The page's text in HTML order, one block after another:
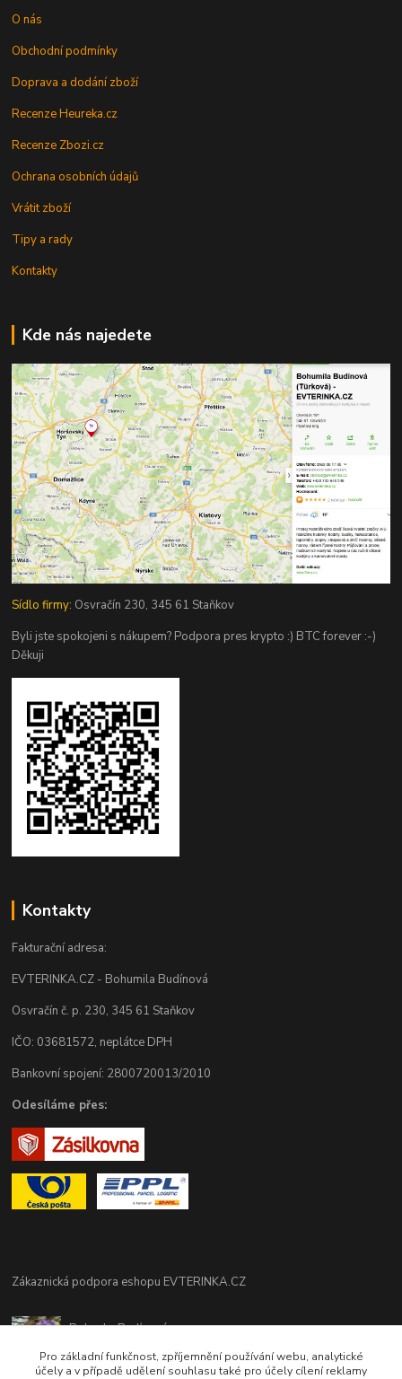
O nás
Obchodní podmínky
Doprava a dodání zboží
Recenze Heureka.cz
Recenze Zbozi.cz
Ochrana osobních údajů
Vrátit zboží
Tipy a rady
Kontakty
Kde nás najedete
Sídlo firmy: Osvračín 230, 345 61 Staňkov
Byli jste spokojeni s nákupem? Podpora pres krypto :) BTC forever :-)
Děkuji
Kontakty
Fakturační adresa:
EVTERINKA.CZ - Bohumila Budínová
Osvračín č. p. 230, 345 61 Staňkov
IČO: 03681572, neplátce DPH
Bankovní spojení: 2800720013/2010
Odesíláme přes:
Zákaznická podpora eshopu EVTERINKA.CZ
Bohunka Budínová
tel. 733 648 549
(Po-Pá - 9:00-17:00hod, So 8:00-12:00hod)
Pro základní funkčnost, zpříjemnění používání webu, analytické
účely a v případě udělení souhlasu také pro účely cílení reklamy